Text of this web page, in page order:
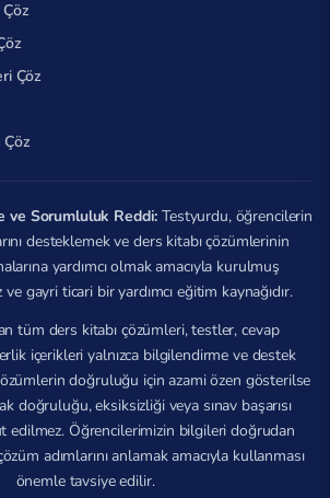
Çöz
ve Sorumluluk Reddi: Testyurdu, öğrencilerin
desteklemek ve ders kitabı çözümlerinin
yardımcı olmak amacıyla kurulmuş
ve gayri ticari bir yardımcı eğitim kaynağıdır.
tüm ders kitabı çözümleri, testler, cevap
içerikleri yalnızca bilgilendirme ve destek
doğruluğu için azami özen gösterilse
doğruluğu, eksiksizliği veya sınav başarısı
edilmez. Öğrencilerimizin bilgileri doğrudan
adımlarını anlamak amacıyla kullanması
önemle tavsiye edilir.